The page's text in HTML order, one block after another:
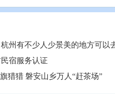
州有不少人少景美的地方可以
宿服务认证
猎猎 磐安山乡万人“赶茶场”